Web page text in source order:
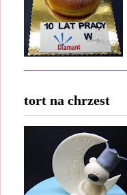
tort na chrzest